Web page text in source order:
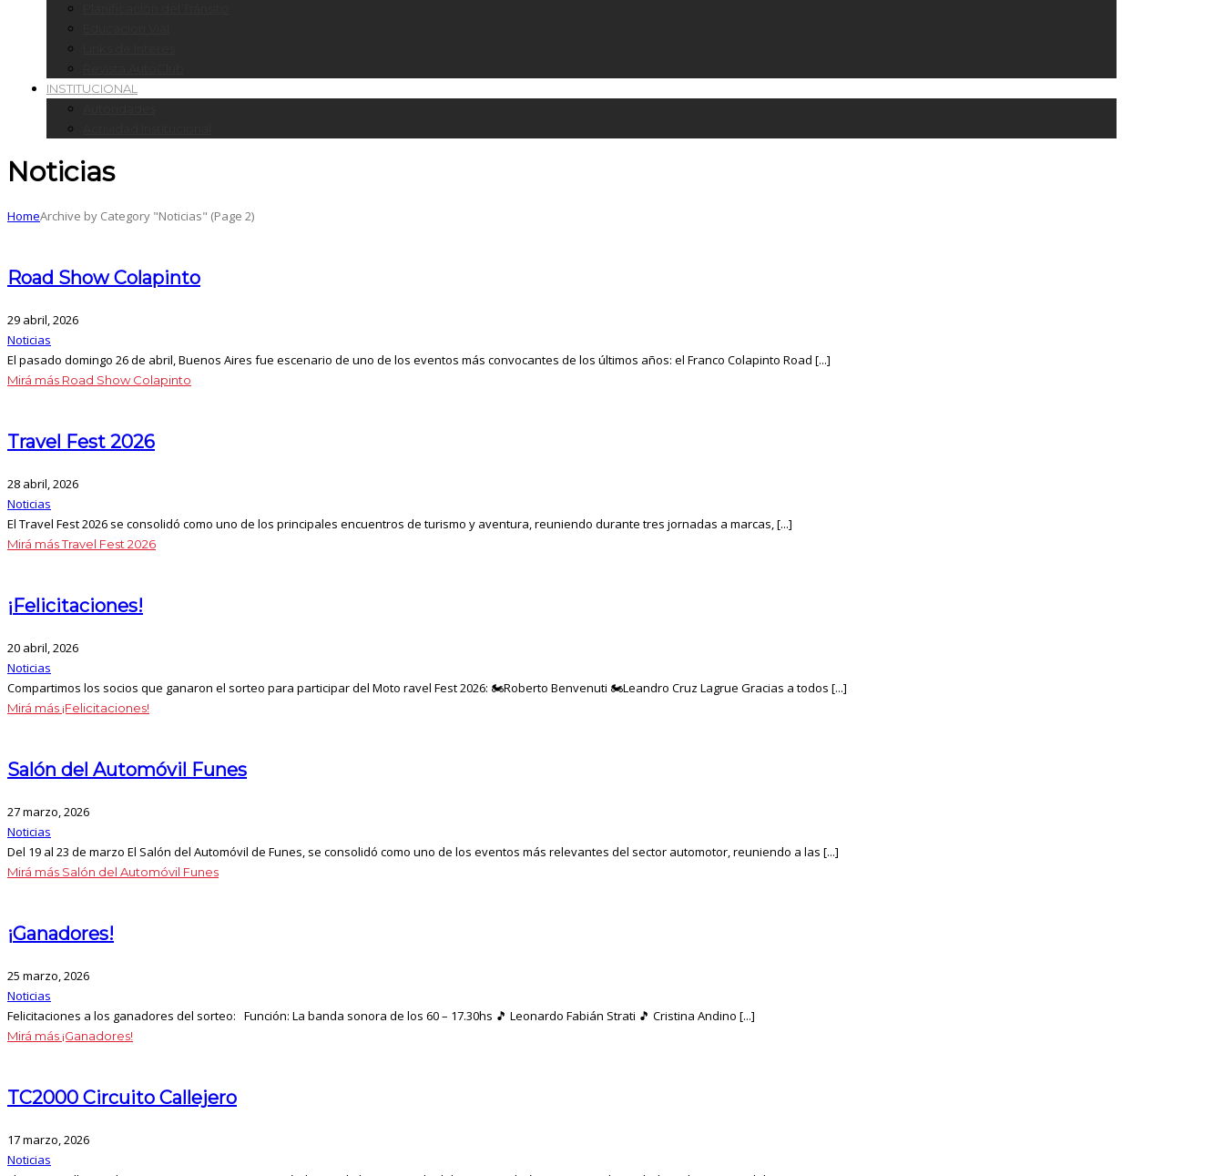
INSTITUCIONAL
Noticias
HomeArchive by Category "Noticias" (Page 2)
Road Show Colapinto
29 abril, 2026
Noticias
El pasado domingo 26 de abril, Buenos Aires fue escenario de uno de los eventos más convocantes de los últimos años: el Franco Colapinto Road [...]
Mirá más Road Show Colapinto
Travel Fest 2026
28 abril, 2026
Noticias
El Travel Fest 2026 se consolidó como uno de los principales encuentros de turismo y aventura, reuniendo durante tres jornadas a marcas, [...]
Mirá másTravel Fest 2026
¡Felicitaciones!
20 abril, 2026
Noticias
Compartimos los socios que ganaron el sorteo para participar del Moto ravel Fest 2026: 🏍️Roberto Benvenuti 🏍️Leandro Cruz Lagrue Gracias a todos [...]
Mirá más ¡Felicitaciones!
Salón del Automóvil Funes
27 marzo, 2026
Noticias
Del 19 al 23 de marzo El Salón del Automóvil de Funes, se consolidó como uno de los eventos más relevantes del sector automotor, reuniendo a las [...]
Mirá más Salón del Automóvil Funes
¡Ganadores!
25 marzo, 2026
Noticias
Felicitaciones a los ganadores del sorteo: Función: La banda sonora de los 60 – 17.30hs 🎵 Leonardo Fabián Strati 🎵 Cristina Andino [...]
Mirá más ¡Ganadores!
TC2000 Circuito Callejero
17 marzo, 2026
Noticias